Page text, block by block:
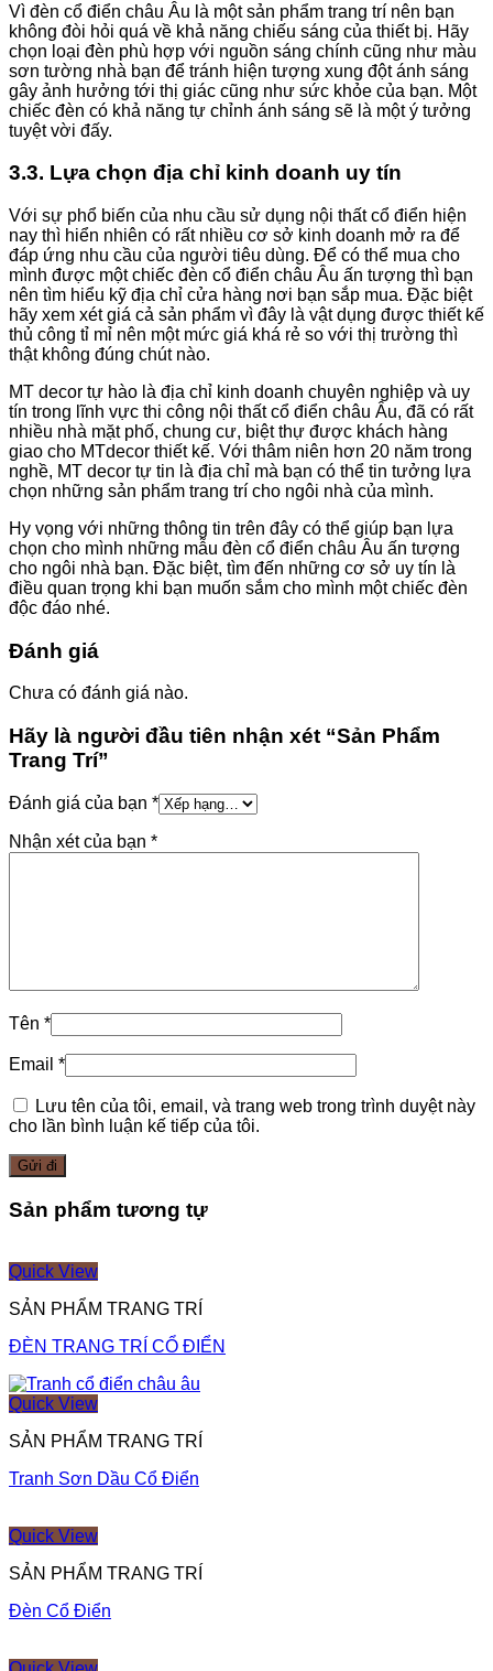
Vì đèn cổ điển châu Âu là một sản phẩm trang trí nên bạn
không đòi hỏi quá về khả năng chiếu sáng của thiết bị. Hãy
chọn loại đèn phù hợp với nguồn sáng chính cũng như màu
sơn tường nhà bạn để tránh hiện tượng xung đột ánh sáng
gây ảnh hưởng tới thị giác cũng như sức khỏe của bạn. Một
chiếc đèn có khả năng tự chỉnh ánh sáng sẽ là một ý tưởng
tuyệt vời đấy.
3.3. Lựa chọn địa chỉ kinh doanh uy tín
Với sự phổ biến của nhu cầu sử dụng nội thất cổ điển hiện
nay thì hiển nhiên có rất nhiều cơ sở kinh doanh mở ra để
đáp ứng nhu cầu của người tiêu dùng. Để có thể mua cho
mình được một chiếc đèn cổ điển châu Âu ấn tượng thì bạn
nên tìm hiểu kỹ địa chỉ cửa hàng nơi bạn sắp mua. Đặc biệt
hãy xem xét giá cả sản phẩm vì đây là vật dụng được thiết kế
thủ công tỉ mỉ nên một mức giá khá rẻ so với thị trường thì
thật không đúng chút nào.
MT decor tự hào là địa chỉ kinh doanh chuyên nghiệp và uy
tín trong lĩnh vực thi công nội thất cổ điển châu Âu, đã có rất
nhiều nhà mặt phố, chung cư, biệt thự được khách hàng
giao cho MTdecor thiết kế. Với thâm niên hơn 20 năm trong
nghề, MT decor tự tin là địa chỉ mà bạn có thể tin tưởng lựa
chọn những sản phẩm trang trí cho ngôi nhà của mình.
Hy vọng với những thông tin trên đây có thể giúp bạn lựa
chọn cho mình những mẫu đèn cổ điển châu Âu ấn tượng
cho ngôi nhà bạn. Đặc biệt, tìm đến những cơ sở uy tín là
điều quan trọng khi bạn muốn sắm cho mình một chiếc đèn
độc đáo nhé.
Đánh giá
Chưa có đánh giá nào.
Hãy là người đầu tiên nhận xét “Sản Phẩm
Trang Trí”
Đánh giá của bạn *
Nhận xét của bạn *
Tên *
Email *
Lưu tên của tôi, email, và trang web trong trình duyệt này
cho lần bình luận kế tiếp của tôi.
Sản phẩm tương tự
Quick View
SẢN PHẨM TRANG TRÍ
ĐÈN TRANG TRÍ CỔ ĐIỂN
Quick View
SẢN PHẨM TRANG TRÍ
Tranh Sơn Dầu Cổ Điển
Quick View
SẢN PHẨM TRANG TRÍ
Đèn Cổ Điển